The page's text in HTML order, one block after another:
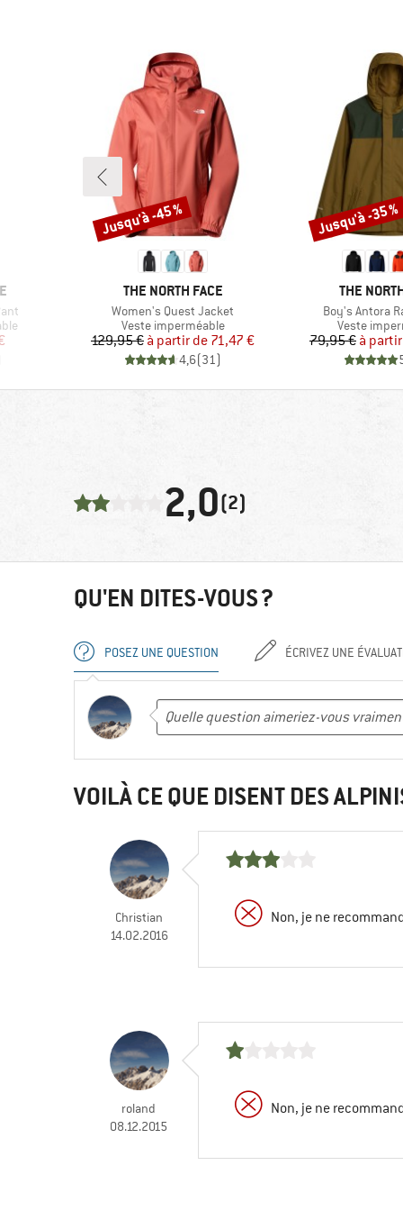
MARQUE
THE NORTH FACE
Article
Women's Quest Jacket
Product group
Veste imperméable
Prix
129,95 € Prix réduit
à partir de 71,47 €
4,6(31)
Remise
Jusqu'à -45 %
MARQUE
THE
Article
Boy's Antora
Product
Veste
79,95 € à
Remise
Jusqu'à -35 %
2,0(2)
QU'EN DITES-VOUS ?
POSEZ UNE QUESTION ÉCRIVEZ UNE
VOILÀ CE QUE DISENT DES
Christian
14.02.2016
Non, je ne
roland
08.12.2015
Non, je ne